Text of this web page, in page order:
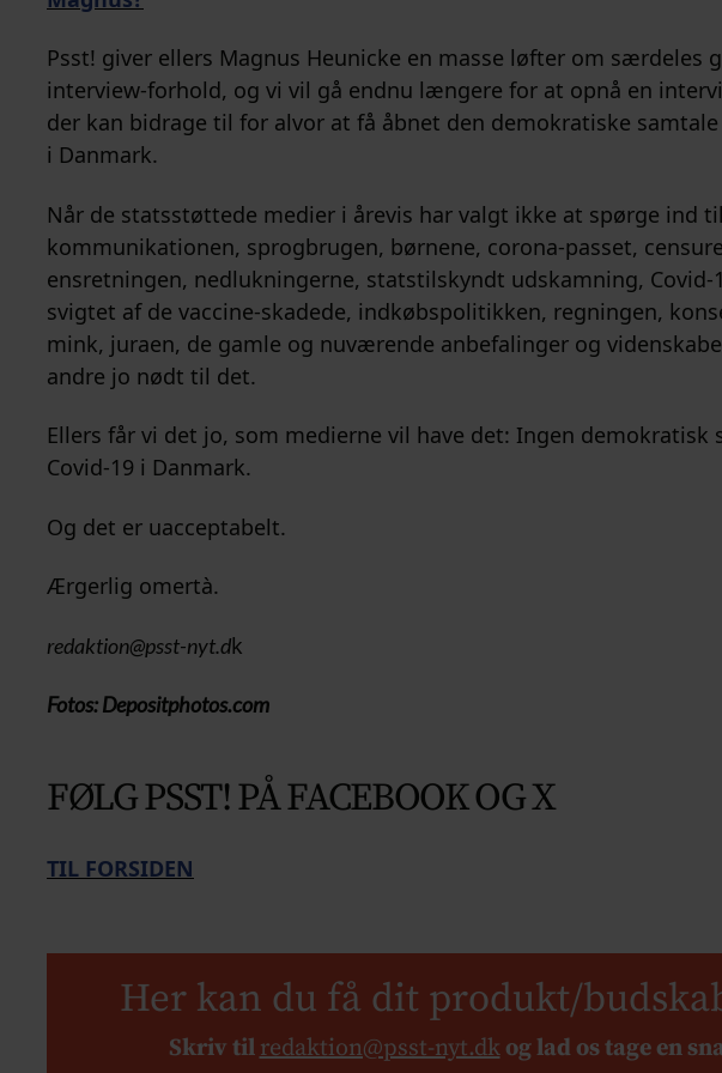
Psst! giver ellers Magnus Heunicke en masse løfter om særdeles
interview-forhold, og vi vil gå endnu længere for at opnå en
der kan bidrage til for alvor at få åbnet den demokratiske samtale
i Danmark.
Når de statsstøttede medier i årevis har valgt ikke at spørge ind til
kommunikationen, sprogbrugen, børnene, corona-passet,
ensretningen, nedlukningerne, statstilskyndt udskamning, Covid-
svigtet af de vaccine-skadede, indkøbspolitikken, regningen,
mink, juraen, de gamle og nuværende anbefalinger og
andre jo nødt til det.
Ellers får vi det jo, som medierne vil have det: Ingen demokratisk
Covid-19 i Danmark.
Og det er uacceptabelt.
Ærgerlig omertà.
redaktion@psst-nyt.dk
Fotos: Depositphotos.com
FØLG PSST! PÅ FACEBOOK OG X
TIL FORSIDEN
Her kan du få dit produkt/
Skriv tilredaktion@psst-nyt.dkog lad os tage en